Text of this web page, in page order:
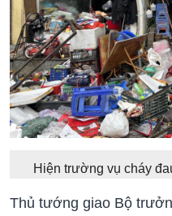
Hiện trường vụ cháy
Thủ tướng giao Bộ